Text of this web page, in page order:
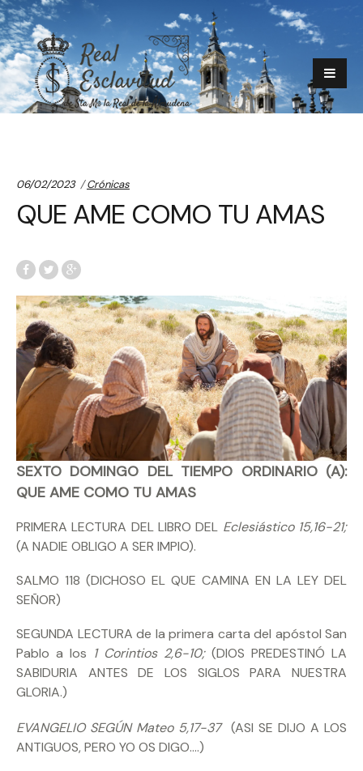
06/02/2023 Categories:
Crónicas
QUE AME COMO TU AMAS
SEXTO DOMINGO DEL TIEMPO ORDINARIO (A):
QUE AME COMO TU AMAS
PRIMERA LECTURA DEL LIBRO DEL Eclesiástico 15,16-21;
(A NADIE OBLIGO A SER IMPIO).
SALMO 118 (DICHOSO EL QUE CAMINA EN LA LEY DEL
SEÑOR)
SEGUNDA LECTURA de la primera carta del apóstol San
Pablo a los 1 Corintios 2,6-10;(DIOS PREDESTINÓ LA
SABIDURIA ANTES DE LOS SIGLOS PARA NUESTRA
GLORIA.)
EVANGELIO SEGÚN Mateo 5,17-37 (ASI SE DIJO A LOS
ANTIGUOS, PERO YO OS DIGO….)